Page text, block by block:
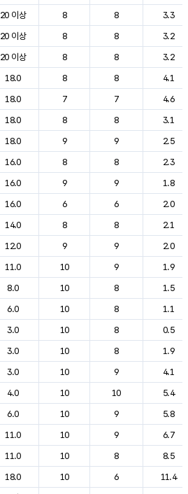
20 이상 8 8
3.3
20 이상 8 8
3.2
20 이상 8 8
3.2
18.0 8 8
4.1
18.0 7 7
4.6
18.0 8 8
3.1
18.0 9 9
2.5
16.0 8 8
2.3
16.0 9 9
1.8
16.0 6 6
2.0
14.0 8 8
2.1
12.0 9 9
2.0
11.0 10 9
1.9
8.0 10 8
1.5
6.0 10 8
1.1
3.0 10 8
0.5
3.0 10 8
1.9
3.0 10 9
4.1
4.0 10 10
5.4
6.0 10 9
5.8
11.0 10 9
6.7
11.0 10 8
8.5
18.0 10 6
11.4